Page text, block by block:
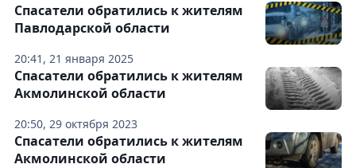
20:41, 21 января 2025
Спасатели обратились к жителям
Павлодарской области
20:50, 29 октября 2023
Спасатели обратились к жителям
Акмолинской области
Спасатели обратились к жителям
Акмолинской области